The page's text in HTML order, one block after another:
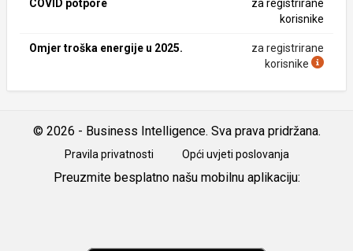
COVID potpore
za registrirane
korisnike
Omjer troška energije u 2025.
za registrirane
korisnike
© 2026 - Business Intelligence. Sva prava pridržana.
Pravila privatnosti Opći uvjeti poslovanja
Preuzmite besplatno našu mobilnu aplikaciju: